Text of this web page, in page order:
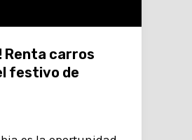
Renta carros
festivo de